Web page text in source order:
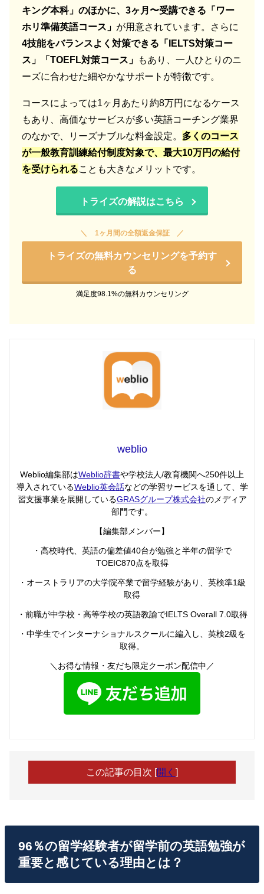
キング本科」のほかに、3ヶ月〜受講できる「ワー
ホリ準備英語コース」 が用意されています。さらに
4技能をバランスよく対策できる「IELTS対策コー
ス」「TOEFL対策コース」
もあり、一人ひとりのニ
ーズに合わせた細やかなサポートが特徴です。
コースによっては1ヶ月あたり約8万円になるケース
もあり、高価なサービスが多い英語コーチング業界
のなかで、リーズナブルな料金設定。 多くのコース
が一般教育訓練給付制度対象で、最大10万円の給付
を受けられることも大きなメリットです。
トライズの解説はこちら
1ヶ月間の全額返金保証
トライズの無料カウンセリングを予約す
る
満足度98.1%の無料カウンセリング
weblio
Weblio編集部はWeblio辞書や学校法人/教育機関へ250件以上
導入されているWeblio英会話などの学習サービスを通して、学
習支援事業を展開しているGRASグループ株式会社のメディア
部門です。
【編集部メンバー】
・高校時代、英語の偏差値40台が勉強と半年の留学で
TOEIC870点を取得
・オーストラリアの大学院卒業で留学経験があり、英検準1級
取得
・前職が中学校・高等学校の英語教諭でIELTS Overall 7.0取得
・中学生でインターナショナルスクールに編入し、英検2級を
取得。
＼お得な情報・友だち限定クーポン配信中／
この記事の目次 [開く ]
96％の留学経験者が留学前の英語勉強が
重要と感じている理由とは？